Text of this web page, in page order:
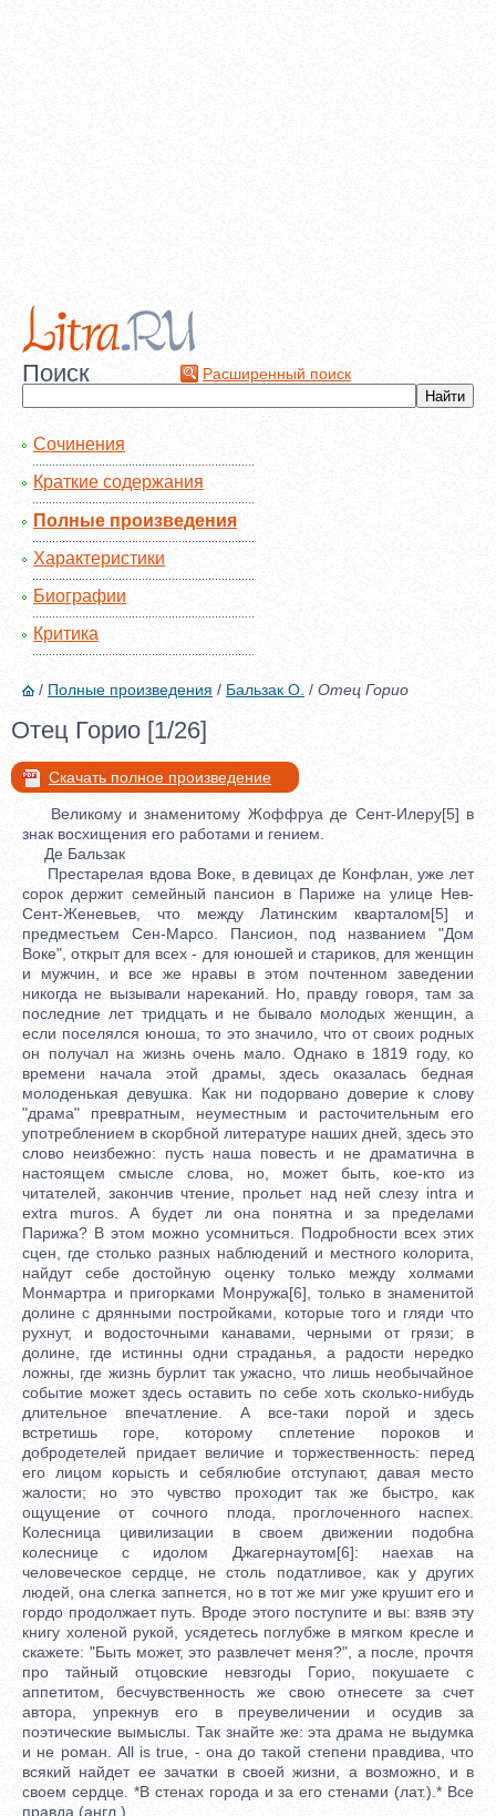
Поиск Расширенный поиск
Сочинения
Краткие содержания
Полные произведения
Характеристики
Биографии
Критика
/ Полные произведения / Бальзак О. / Отец Горио
Отец Горио [1/26]
Скачать полное произведение
Великому и знаменитому Жоффруа де Сент-Илеру[5] в
знак восхищения его работами и гением.
Де Бальзак
Престарелая вдова Воке, в девицах де Конфлан, уже лет
сорок держит семейный пансион в Париже на улице Нев-
Сент-Женевьев, что между Латинским кварталом[5] и
предместьем Сен-Марсо. Пансион, под названием "Дом
Воке", открыт для всех - для юношей и стариков, для женщин
и мужчин, и все же нравы в этом почтенном заведении
никогда не вызывали нареканий. Но, правду говоря, там за
последние лет тридцать и не бывало молодых женщин, а
если поселялся юноша, то это значило, что от своих родных
он получал на жизнь очень мало. Однако в 1819 году, ко
времени начала этой драмы, здесь оказалась бедная
молоденькая девушка. Как ни подорвано доверие к слову
"драма" превратным, неуместным и расточительным его
употреблением в скорбной литературе наших дней, здесь это
слово неизбежно: пусть наша повесть и не драматична в
настоящем смысле слова, но, может быть, кое-кто из
читателей, закончив чтение, прольет над ней слезу intra и
extra muros. А будет ли она понятна и за пределами
Парижа? В этом можно усомниться. Подробности всех этих
сцен, где столько разных наблюдений и местного колорита,
найдут себе достойную оценку только между холмами
Монмартра и пригорками Монружа[6], только в знаменитой
долине с дрянными постройками, которые того и гляди что
рухнут, и водосточными канавами, черными от грязи; в
долине, где истинны одни страданья, а радости нередко
ложны, где жизнь бурлит так ужасно, что лишь необычайное
событие может здесь оставить по себе хоть сколько-нибудь
длительное впечатление. А все-таки порой и здесь
встретишь горе, которому сплетение пороков и
добродетелей придает величие и торжественность: перед
его лицом корысть и себялюбие отступают, давая место
жалости; но это чувство проходит так же быстро, как
ощущение от сочного плода, проглоченного наспех.
Колесница цивилизации в своем движении подобна
колеснице с идолом Джагернаутом[6]: наехав на
человеческое сердце, не столь податливое, как у других
людей, она слегка запнется, но в тот же миг уже крушит его и
гордо продолжает путь. Вроде этого поступите и вы: взяв эту
книгу холеной рукой, усядетесь поглубже в мягком кресле и
скажете: "Быть может, это развлечет меня?", а после, прочтя
про тайный отцовские невзгоды Горио, покушаете с
аппетитом, бесчувственность же свою отнесете за счет
автора, упрекнув его в преувеличении и осудив за
поэтические вымыслы. Так знайте же: эта драма не выдумка
и не роман. All is true, - она до такой степени правдива, что
всякий найдет ее зачатки в своей жизни, а возможно, и в
своем сердце. *В стенах города и за его стенами (лат.).* Все
правда (англ.).